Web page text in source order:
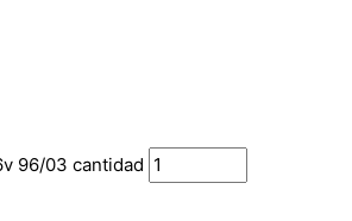
96/03 cantidad